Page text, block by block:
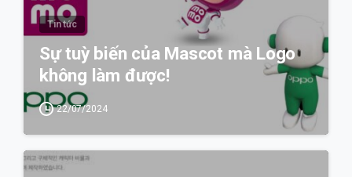
Tin tức
Sự tuỳ biến của Mascot mà Logo
không làm được!
22/07/2024